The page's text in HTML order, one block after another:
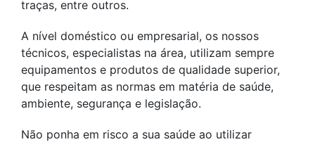
traças, entre outros.
A nível doméstico ou empresarial, os nossos
técnicos, especialistas na área, utilizam sempre
equipamentos e produtos de qualidade superior,
que respeitam as normas em matéria de saúde,
ambiente, segurança e legislação.
Não ponha em risco a sua saúde ao utilizar